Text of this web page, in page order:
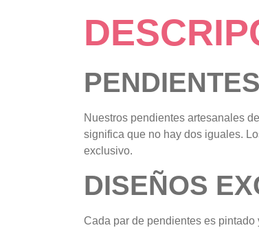
Nuestros pendientes artesanales
significa que no hay dos iguales.
exclusivo.
DISEÑOS
Cada par de pendientes es